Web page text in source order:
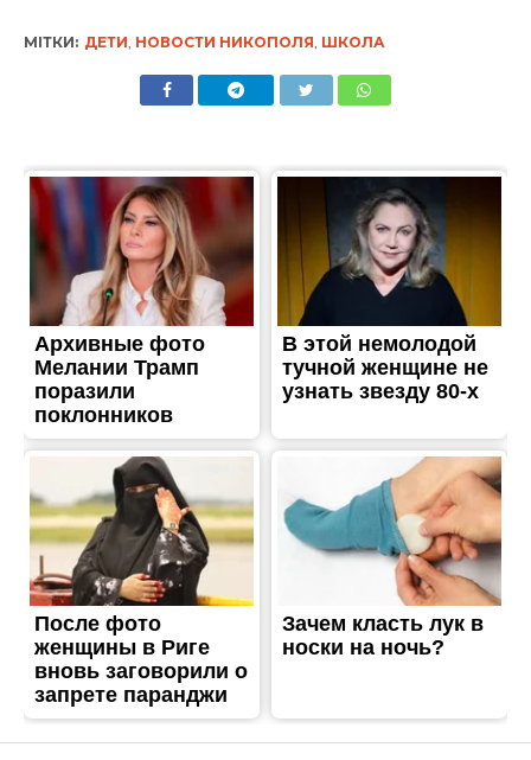
МІТКИ: ДЕТИ НОВОСТИ НИКОПОЛЯ ШКОЛА